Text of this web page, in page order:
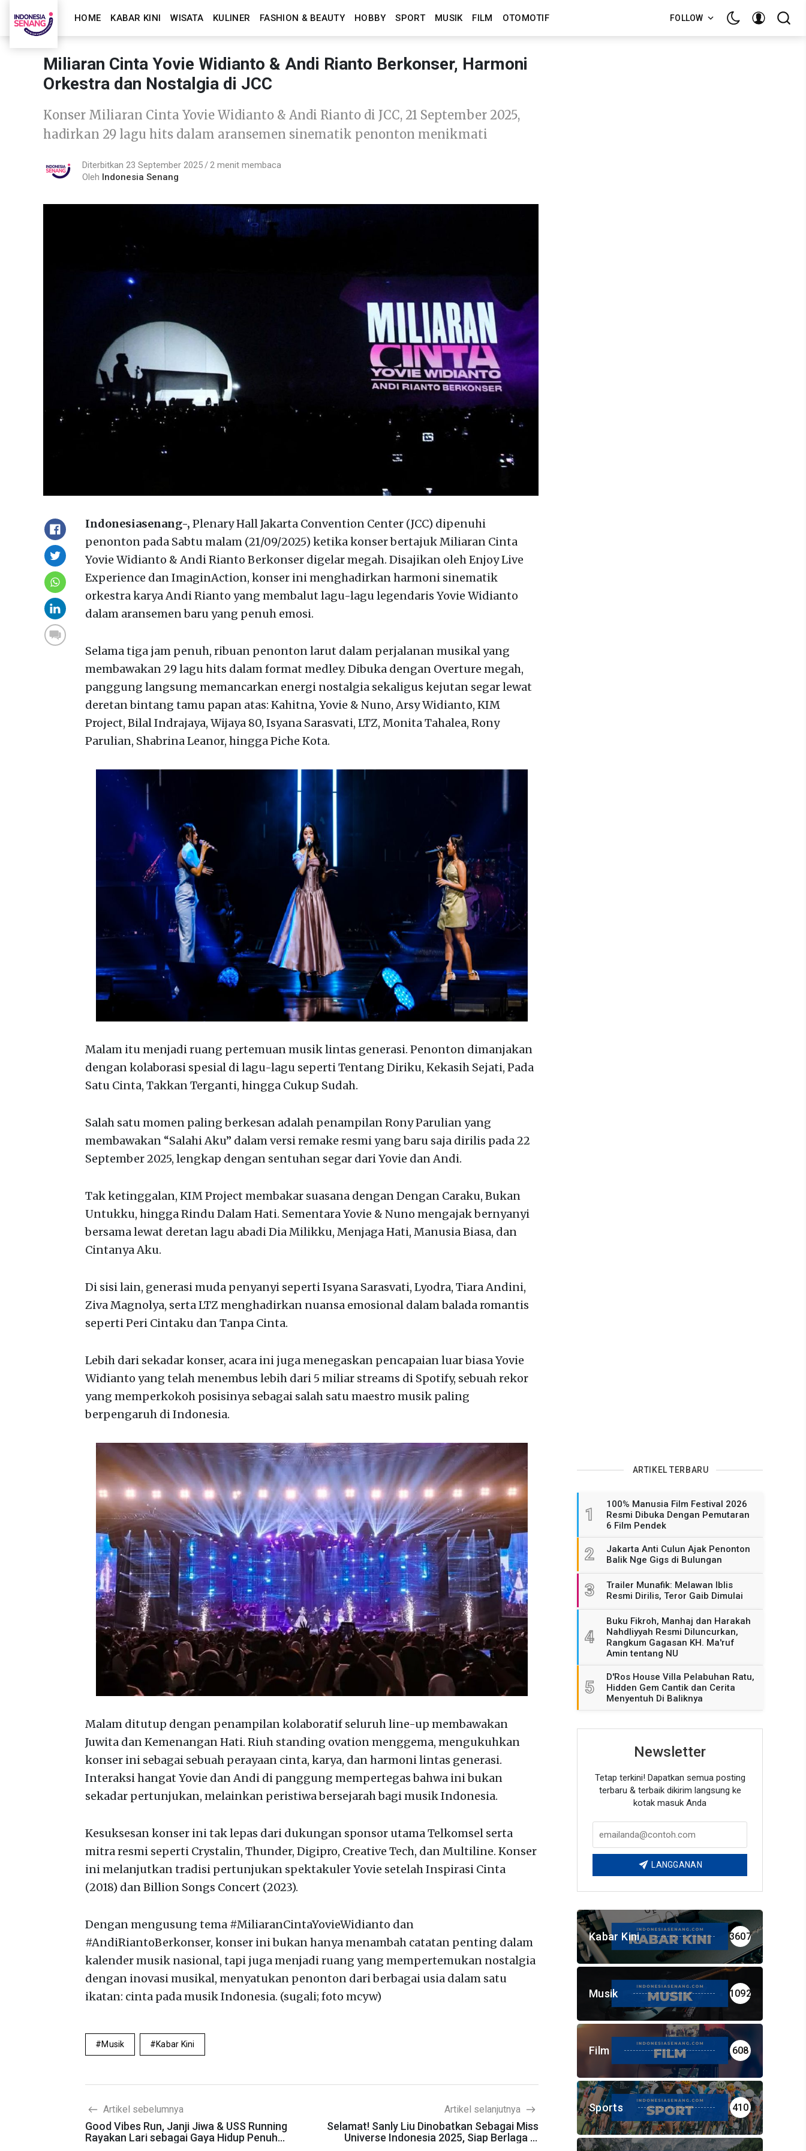
HOME KABAR KINI WISATA KULINER FASHION & BEAUTY HOBBY SPORT MUSIK FILM OTOMOTIF FOLLOW
Miliaran Cinta Yovie Widianto & Andi Rianto Berkonser, Harmoni
Orkestra dan Nostalgia di JCC
Konser Miliaran Cinta Yovie Widianto & Andi Rianto di JCC, 21 September 2025,
hadirkan 29 lagu hits dalam aransemen sinematik penonton menikmati
Diterbitkan 23 September 2025
2 menit membaca
Oleh Indonesia Senang
Indonesiasenang-, Plenary Hall Jakarta Convention Center (JCC) dipenuhi
penonton pada Sabtu malam (21/09/2025) ketika konser bertajuk Miliaran Cinta
Yovie Widianto & Andi Rianto Berkonser digelar megah. Disajikan oleh Enjoy Live
Experience dan ImaginAction, konser ini menghadirkan harmoni sinematik
orkestra karya Andi Rianto yang membalut lagu-lagu legendaris Yovie Widianto
dalam aransemen baru yang penuh emosi.
Selama tiga jam penuh, ribuan penonton larut dalam perjalanan musikal yang
membawakan 29 lagu hits dalam format medley. Dibuka dengan Overture megah,
panggung langsung memancarkan energi nostalgia sekaligus kejutan segar lewat
deretan bintang tamu papan atas: Kahitna, Yovie & Nuno, Arsy Widianto, KIM
Project, Bilal Indrajaya, Wijaya 80, Isyana Sarasvati, LTZ, Monita Tahalea, Rony
Parulian, Shabrina Leanor, hingga Piche Kota.
Malam itu menjadi ruang pertemuan musik lintas generasi. Penonton dimanjakan
dengan kolaborasi spesial di lagu-lagu seperti Tentang Diriku, Kekasih Sejati, Pada
Satu Cinta, Takkan Terganti, hingga Cukup Sudah.
Salah satu momen paling berkesan adalah penampilan Rony Parulian yang
membawakan “Salahi Aku” dalam versi remake resmi yang baru saja dirilis pada 22
September 2025, lengkap dengan sentuhan segar dari Yovie dan Andi.
Tak ketinggalan, KIM Project membakar suasana dengan Dengan Caraku, Bukan
Untukku, hingga Rindu Dalam Hati. Sementara Yovie & Nuno mengajak bernyanyi
bersama lewat deretan lagu abadi Dia Milikku, Menjaga Hati, Manusia Biasa, dan
Cintanya Aku.
Di sisi lain, generasi muda penyanyi seperti Isyana Sarasvati, Lyodra, Tiara Andini,
Ziva Magnolya, serta LTZ menghadirkan nuansa emosional dalam balada romantis
seperti Peri Cintaku dan Tanpa Cinta.
Lebih dari sekadar konser, acara ini juga menegaskan pencapaian luar biasa Yovie
Widianto yang telah menembus lebih dari 5 miliar streams di Spotify, sebuah rekor
yang memperkokoh posisinya sebagai salah satu maestro musik paling
berpengaruh di Indonesia.
Malam ditutup dengan penampilan kolaboratif seluruh line-up membawakan
Juwita dan Kemenangan Hati. Riuh standing ovation menggema, mengukuhkan
konser ini sebagai sebuah perayaan cinta, karya, dan harmoni lintas generasi.
Interaksi hangat Yovie dan Andi di panggung mempertegas bahwa ini bukan
sekadar pertunjukan, melainkan peristiwa bersejarah bagi musik Indonesia.
Kesuksesan konser ini tak lepas dari dukungan sponsor utama Telkomsel serta
mitra resmi seperti Crystalin, Thunder, Digipro, Creative Tech, dan Multiline. Konser
ini melanjutkan tradisi pertunjukan spektakuler Yovie setelah Inspirasi Cinta
(2018) dan Billion Songs Concert (2023).
Dengan mengusung tema #MiliaranCintaYovieWidianto dan
#AndiRiantoBerkonser, konser ini bukan hanya menambah catatan penting dalam
kalender musik nasional, tapi juga menjadi ruang yang mempertemukan nostalgia
dengan inovasi musikal, menyatukan penonton dari berbagai usia dalam satu
ikatan: cinta pada musik Indonesia. (sugali; foto mcyw)
Musik Kabar Kini
Artikel sebelumnya
Good Vibes Run, Janji Jiwa & USS Running
Rayakan Lari sebagai Gaya Hidup Penuh
Artikel selanjutnya
Selamat! Sanly Liu Dinobatkan Sebagai Miss
Universe Indonesia 2025, Siap Berlaga di
ARTIKEL TERBARU
1
100% Manusia Film Festival 2026
Resmi Dibuka Dengan Pemutaran
6 Film Pendek
2
Jakarta Anti Culun Ajak Penonton
Balik Nge Gigs di Bulungan
3
Trailer Munafik: Melawan Iblis
Resmi Dirilis, Teror Gaib Dimulai
4
Buku Fikroh, Manhaj dan Harakah
Nahdliyyah Resmi Diluncurkan,
Rangkum Gagasan KH. Ma'ruf
Amin tentang NU
5
D'Ros House Villa Pelabuhan Ratu,
Hidden Gem Cantik dan Cerita
Menyentuh Di Baliknya
Newsletter
Tetap terkini! Dapatkan semua posting
terbaru & terbaik dikirim langsung ke
kotak masuk Anda
LANGGANAN
Kabar Kini 3607
Musik 1092
Film 608
Sports 410